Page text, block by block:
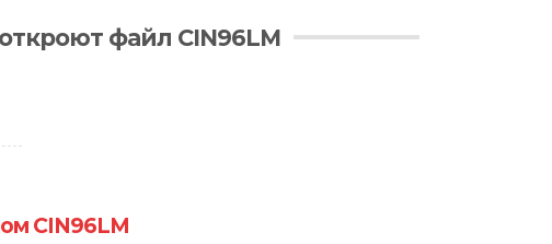
файл CIN96LM
CIN96LM